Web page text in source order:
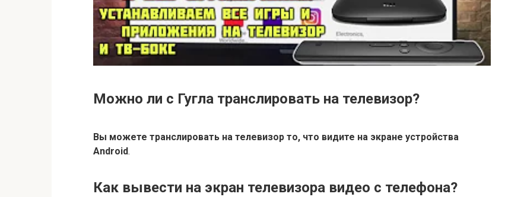
Можно ли с Гугла транслировать на телевизор?
Вы можете транслировать на телевизор то, что видите на экране устройства
Android.
Как вывести на экран телевизора видео с телефона?